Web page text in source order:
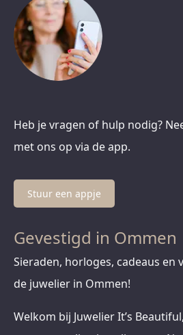
Heb je vragen of hulp nodig?
met ons op via de app.
Stuur een appje
Gevestigd in Ommen
Sieraden, horloges, cadeaus en
de juwelier in Ommen!
Welkom bij Juwelier It’s